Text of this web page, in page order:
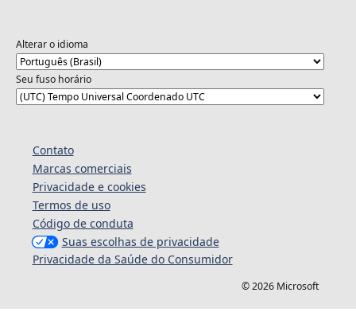
Alterar o idioma
Seu fuso horário
Contato
Marcas comerciais
Privacidade e cookies
Termos de uso
Código de conduta
Suas escolhas de privacidade
Privacidade da Saúde do Consumidor
© 2026 Microsoft